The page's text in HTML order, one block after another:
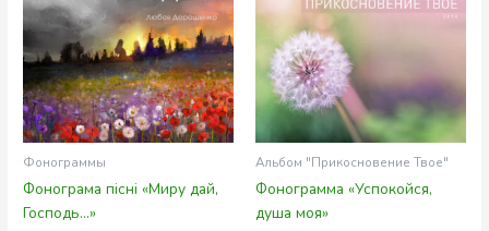
Фонограммы
Фонограма пісні «Миру дай,
Господь…»
Альбом "Прикосновение Твое"
Фонограмма «Успокойся,
душа моя»